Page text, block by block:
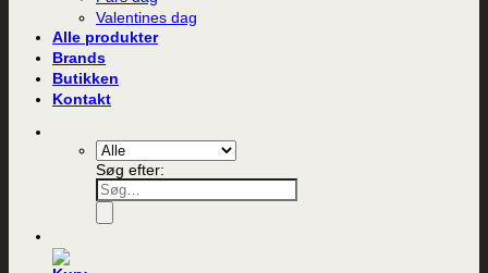
Valentines dag
Alle produkter
Brands
Butikken
Kontakt
Søg efter: